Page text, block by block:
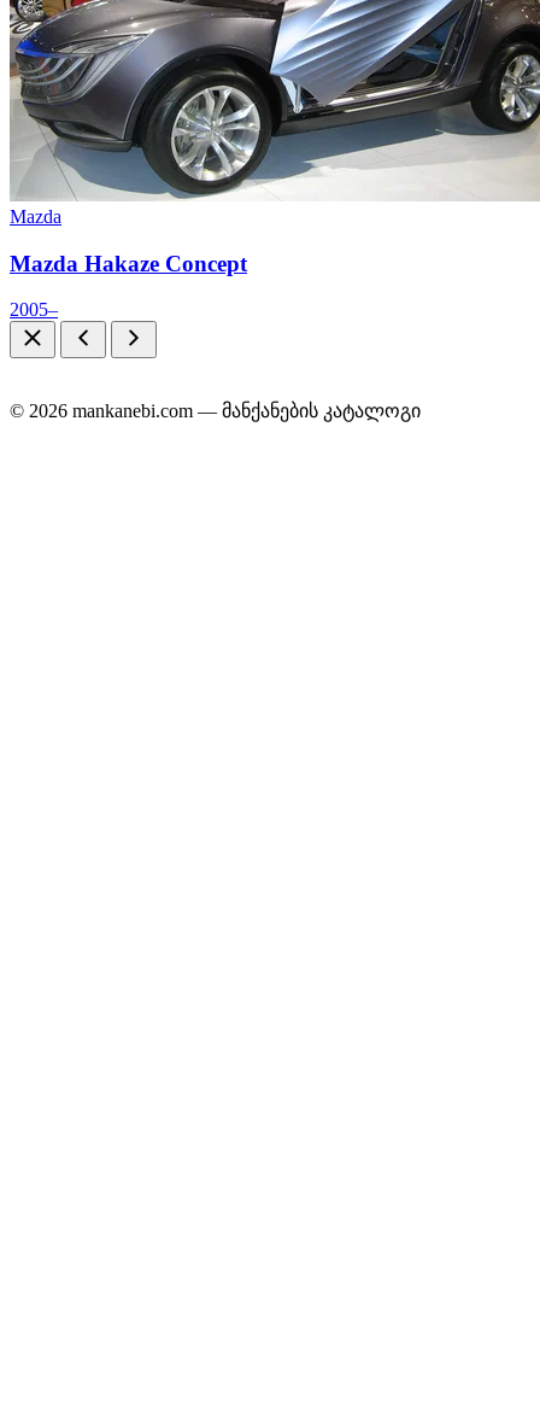
Mazda
Mazda Hakaze Concept
2005–
© 2026 mankanebi.com — მანქანების კატალოგი